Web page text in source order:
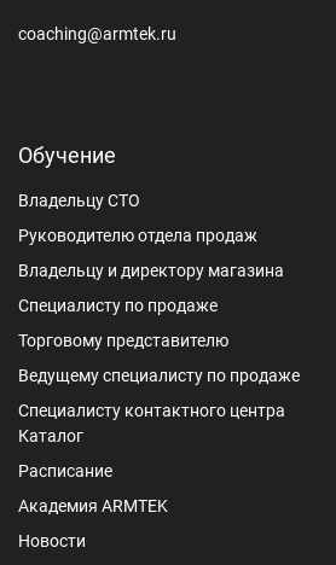
coaching@armtek.ru
Обучение
Владельцу СТО
Руководителю отдела продаж
Владельцу и директору магазина
Специалисту по продаже
Торговому представителю
Ведущему специалисту по продаже
Специалисту контактного центра
Каталог
Расписание
Академия ARMTEK
Новости